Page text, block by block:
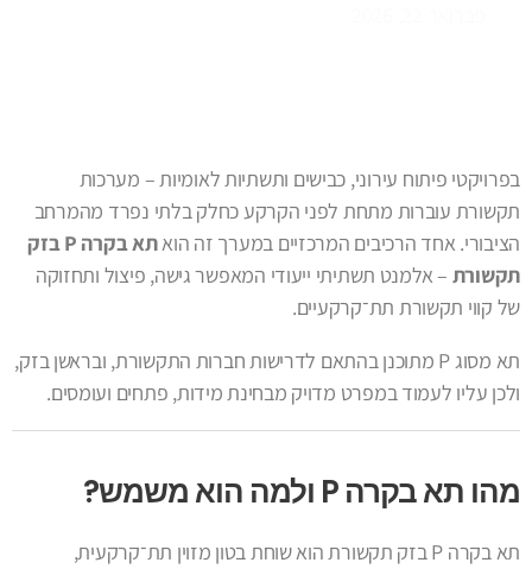
בפרויקטי פיתוח עירוני, כבישים ותשתיות לאומיות – מערכות
תקשורת עוברות מתחת לפני הקרקע כחלק בלתי נפרד מהמרחב
הציבורי. אחד הרכיבים המרכזיים במערך זה הוא
תא בקרה P בזק
תקשורת – אלמנט תשתיתי ייעודי המאפשר גישה, פיצול ותחזוקה
של קווי תקשורת תת־קרקעיים.
תא מסוג P מתוכנן בהתאם לדרישות חברות התקשורת, ובראשן בזק,
ולכן עליו לעמוד במפרט מדויק מבחינת מידות, פתחים ועומסים.
מהו תא בקרה P ולמה הוא משמש?
תא בקרה P בזק תקשורת הוא שוחת בטון מזוין תת־קרקעית,